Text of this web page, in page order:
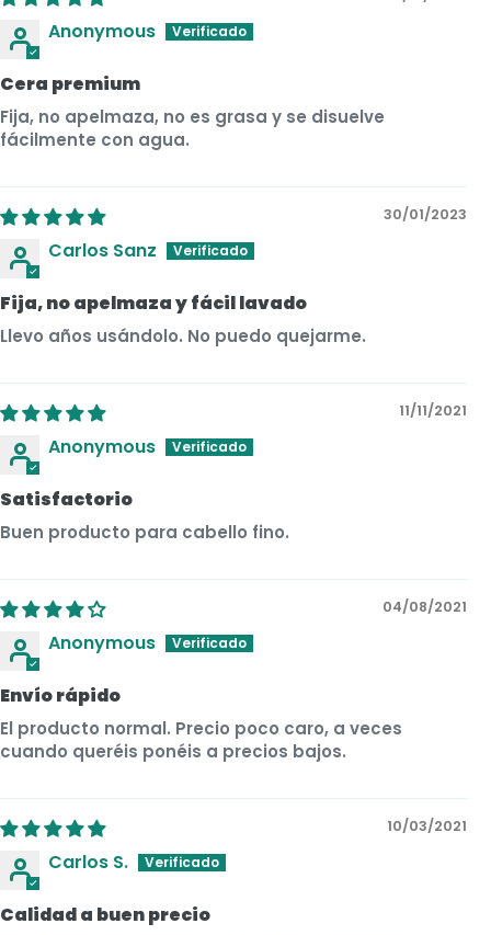
Anonymous
Cera premium
Fija, no apelmaza, no es grasa y se disuelve
fácilmente con agua.
30/01/2023
Carlos Sanz
Fija, no apelmaza y fácil lavado
Llevo años usándolo. No puedo quejarme.
11/11/2021
Anonymous
Satisfactorio
Buen producto para cabello fino.
04/08/2021
Anonymous
Envío rápido
El producto normal. Precio poco caro, a veces
cuando queréis ponéis a precios bajos.
10/03/2021
Carlos S.
Calidad a buen precio